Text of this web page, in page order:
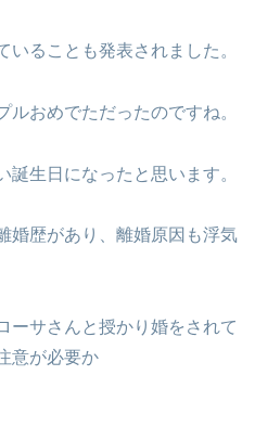
ることも発表されました。
おめでただったのですね。
生日になったと思います。
婚歴があり、離婚原因も浮気
ーサさんと授かり婚をされて
意が必要か